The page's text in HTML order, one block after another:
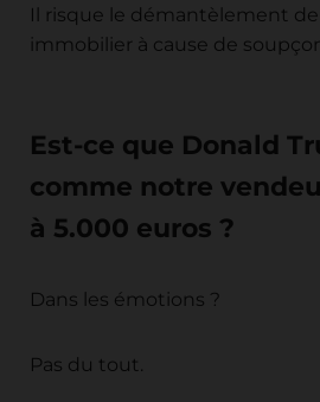
Il risque le démantèlement
immobilier à cause de
Est-ce que Donald
comme notre
à 5.000 euros ?
Dans les émotions ?
Pas du tout.